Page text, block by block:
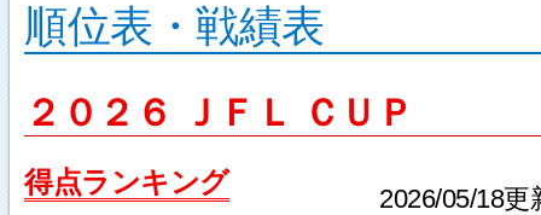
順位表・戦績表
２０２６ ＪＦＬ ＣＵＰ
得点ランキング
2026/05/18更